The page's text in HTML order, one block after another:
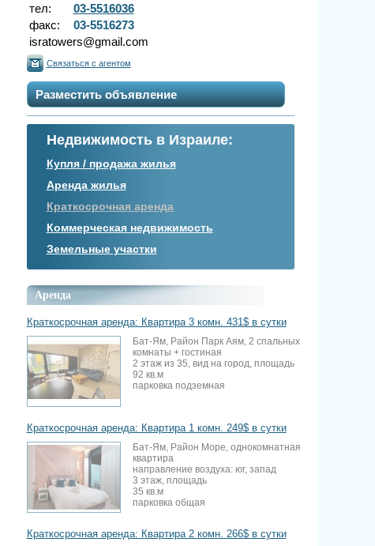
тел:
03-5516036
факс:
03-5516273
isratowers@gmail.com
Связаться с агентом
Разместить объявление
Недвижимость в Израиле:
Купля / продажа жилья
Аренда жилья
Краткосрочная аренда
Коммерческая недвижимость
Земельные участки
Аренда
Краткосрочная аренда: Квартира 3 комн. 431$ в сутки
Бат-Ям, Район Парк Аям, 2 спальных
комнаты + гостиная
2 этаж из 35, вид на город, площадь
92 кв.м
парковка подземная
Краткосрочная аренда: Квартира 1 комн. 249$ в сутки
Бат-Ям, Район Море, однокомнатная
квартира
направление воздуха: юг, запад
3 этаж, площадь
35 кв.м
парковка общая
Краткосрочная аренда: Квартира 2 комн. 266$ в сутки